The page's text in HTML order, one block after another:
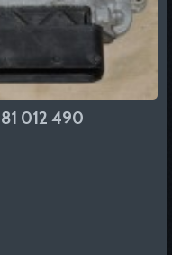
012 490